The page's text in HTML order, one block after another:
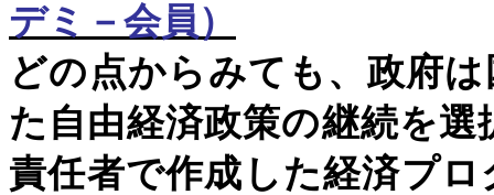
デミ－会員）
どの点からみても、政府
た自由経済政策の継続を
責任者で作成した経済プ